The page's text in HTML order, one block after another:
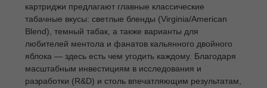
картриджи предлагают главные классические
табачные вкусы: светлые бленды (Virginia/American
Blend), темный табак, а также варианты для
любителей ментола и фанатов кальянного двойного
яблока — здесь есть чем угодить каждому. Благодаря
масштабным инвестициям в исследования и
разработки (R&D) и столь впечатляющим результатам,